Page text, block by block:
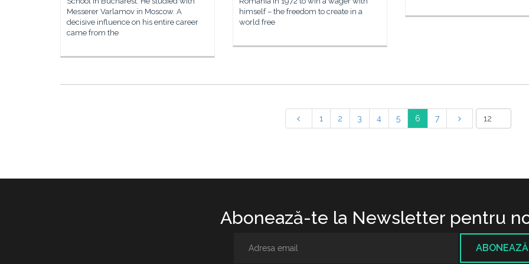
himself – the freedom to create in a
world free
Messerer Varlamov in Moscow. A
decisive influence on his entire career
came from the
1 2 3 4 5 6 7
Abonează-te la Newsletter pentru